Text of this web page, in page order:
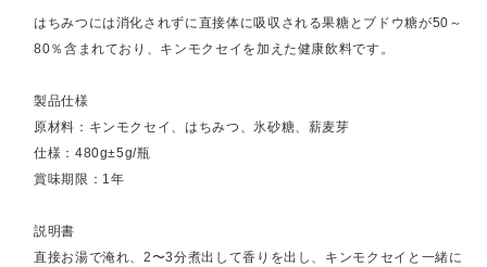
はちみつには消化されずに直接体に吸収される果糖とブドウ糖が50～
80％含まれており、キンモクセイを加えた健康飲料です。
製品仕様
原材料：キンモクセイ、はちみつ、氷砂糖、薪麦芽
仕様：480g±5g/瓶
賞味期限：1年
説明書
直接お湯で淹れ、2〜3分煮出して香りを出し、キンモクセイと一緒に